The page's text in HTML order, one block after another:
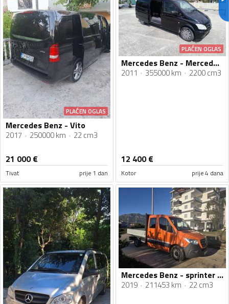
PLAĆEN OGLAS
Mercedes Benz - Vito
2017 250000 km 22 cm3
21 000€
Tivat prije 1 dan
PLAĆEN OGLAS
Mercedes Benz - Mercedes Vito
2011 355000 km 2200 cm3
12 400€
Kotor prije 4 dana
Mercedes Benz - sprinter 314
2019 211453 km 22 cm3